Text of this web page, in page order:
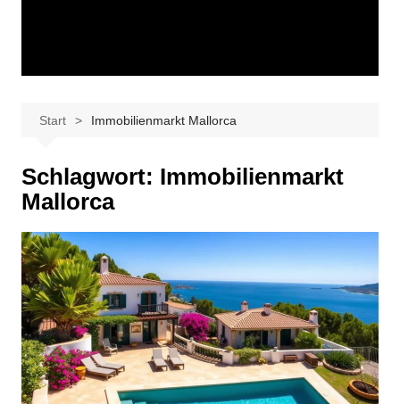
Start Immobilienmarkt Mallorca
Schlagwort: Immobilienmarkt
Mallorca